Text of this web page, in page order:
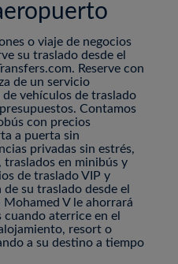
o viaje de negocios
su traslado desde el
Reserve con
de un servicio
vehículos de traslado
Contamos
con precios
a puerta sin
privadas sin estrés,
en minibús y
de traslado VIP y
de su traslado desde el
V le ahorrará
aterrice en el
resort o
a su destino a tiempo